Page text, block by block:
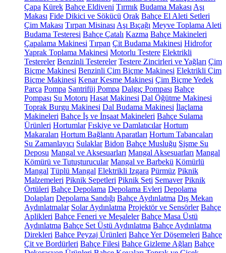
Çapa Kürek Bahçe Eldiveni Tırmık Budama Makası Aşı
Makası Fide Dikici ve Sökücü Orak Bahçe El Aleti Setleri
Çim Makası Tırpan Misinası Aşı Bıçağı Meyve Toplama Aleti
Budama Testeresi Bahçe Çatalı Kazma Bahçe Makineleri
Çapalama Makinesi Tırpan Çit Budama Makinesi Hidrofor
Yaprak Toplama Makinesi Motorlu Testere Elektrikli
Testereler Benzinli Testereler Testere Zincirleri ve Yağları Çim
Biçme Makinesi Benzinli Çim Biçme Makinesi Elektrikli Çim
Biçme Makinesi Kenar Kesme Makinesi Çim Biçme Yedek
Parça Pompa Santrifüj Pompa Dalgıç Pompası Bahçe
Pompası Su Motoru Hasat Makinesi Dal Öğütme Makinesi
Toprak Burgu Makinesi Dal Budama Makinesi İlaçlama
Makineleri Bahçe İş ve İnşaat Makineleri Bahçe Sulama
Ürünleri Hortumlar Fıskiye ve Damlatıcılar Hortum
Makaraları Hortum Bağlantı Aparatları Hortum Tabancaları
Su Zamanlayıcı Sulaklar Bidon Bahçe Musluğu Şişme Su
Deposu Mangal ve Aksesuarları Mangal Aksesuarları Mangal
Kömürü ve Tutuşturucular Mangal ve Barbekü Kömürlü
Mangal Tüplü Mangal Elektrikli Izgara Pürmüz Piknik
Malzemeleri Piknik Sepetleri Piknik Seti Semaver Piknik
Örtüleri Bahçe Depolama Depolama Evleri Depolama
Dolapları Depolama Sandığı Bahçe Aydınlatma Dış Mekan
Aydınlatmalar Solar Aydınlatma Projektör ve Sensörler Bahçe
Aplikleri Bahçe Feneri ve Meşaleler Bahçe Masa Üstü
Aydınlatma Bahçe Set Üstü Aydınlatma Bahçe Aydınlatma
Direkleri Bahçe Peyzaj Ürünleri Bahçe Yer Döşemeleri Bahçe
Çit ve Bordürleri Bahçe Filesi Bahçe Gizleme Ağları Bahçe